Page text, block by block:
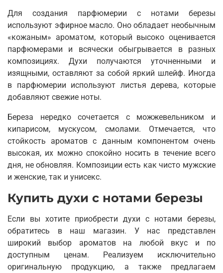
Для создания парфюмерии с нотами березы
используют эфирное масло. Оно обладает необычным
«кожаным» ароматом, который высоко оценивается
парфюмерами и всячески обыгрывается в разных
композициях. Духи получаются уточненными и
изящными, оставляют за собой яркий шлейф. Иногда
в парфюмерии используют листья дерева, которые
добавляют свежие ноты.
Береза нередко сочетается с можжевельником и
кипарисом, мускусом, смолами. Отмечается, что
стойкость ароматов с данным компонентом очень
высокая, их можно спокойно носить в течение всего
дня, не обновляя. Композиции есть как чисто мужские
и женские, так и унисекс.
Купить духи с нотами березы
Если вы хотите приобрести духи с нотами березы,
обратитесь в наш магазин. У нас представлен
широкий выбор ароматов на любой вкус и по
доступным ценам. Реализуем исключительно
оригинальную продукцию, а также предлагаем